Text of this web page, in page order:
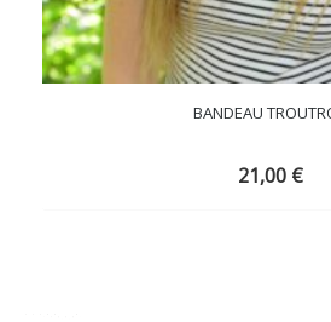
BANDEAU
21,00 €